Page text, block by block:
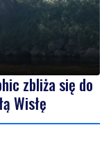
zbliża się do
Wisłę
i regionalne
Kociewia